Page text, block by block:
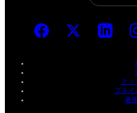
クッ
プライ
著